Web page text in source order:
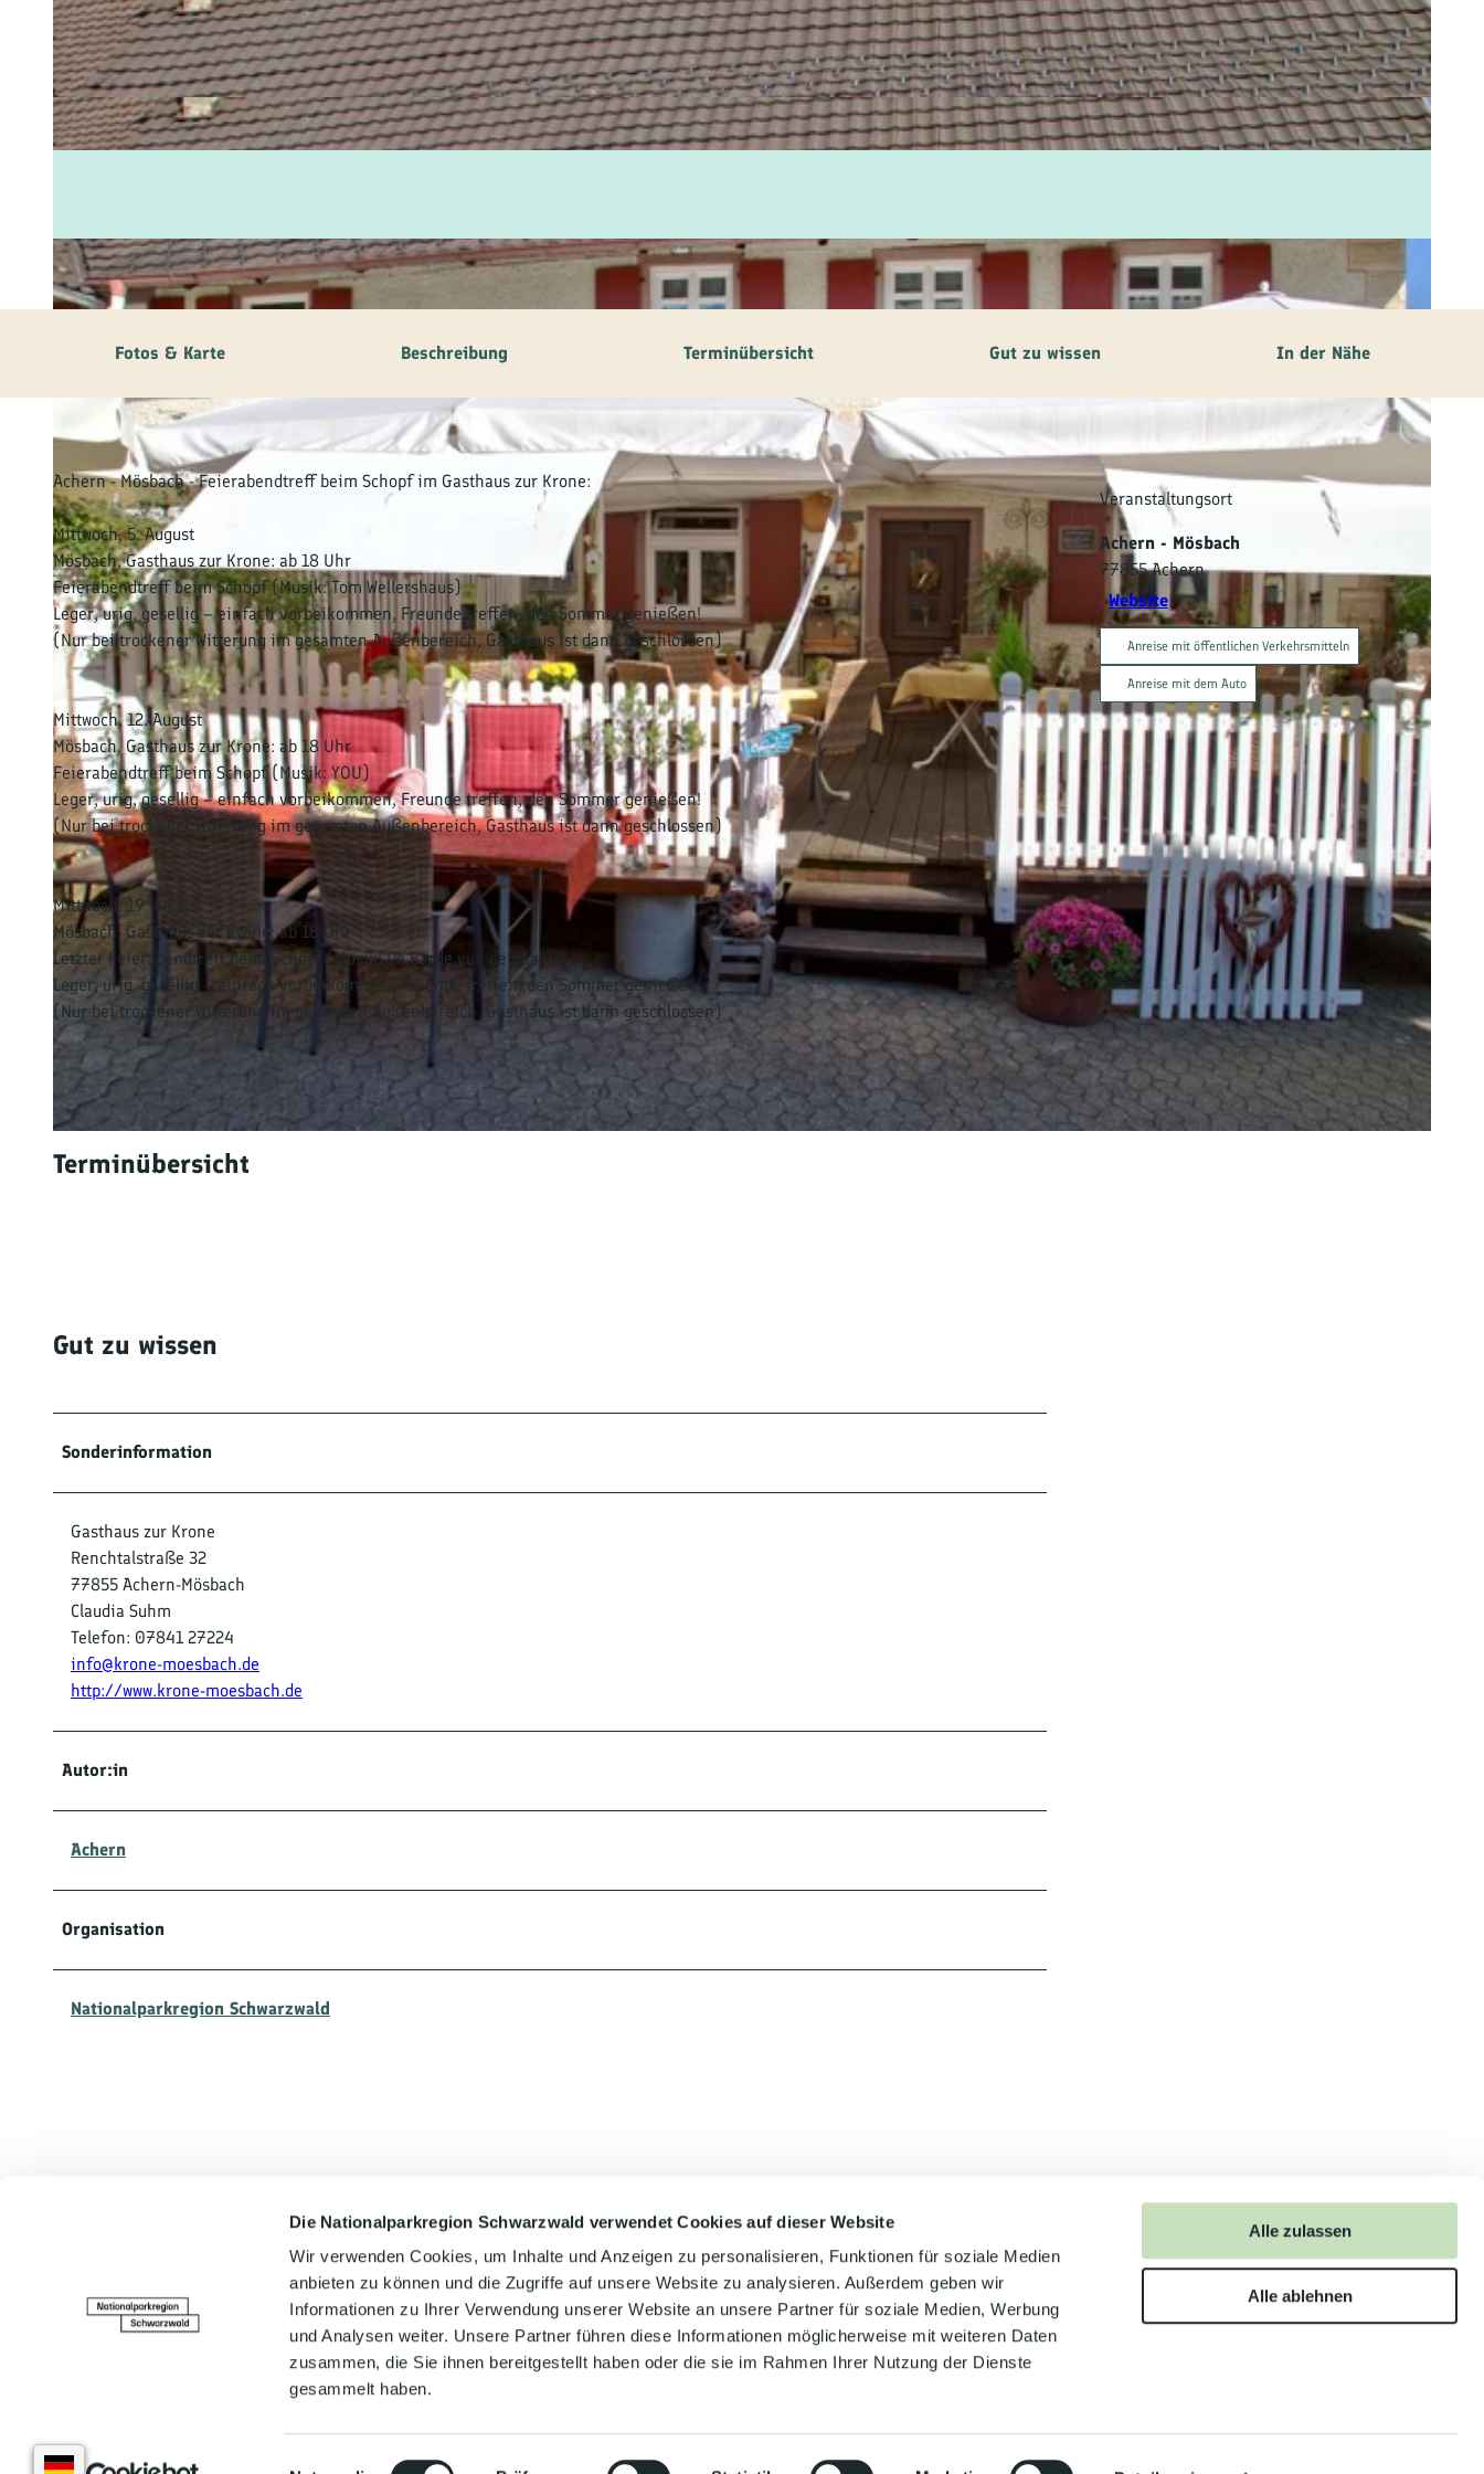
Die Nationalparkregion Schwarzwald verwendet Cookies auf dieser Website
Wir verwenden Cookies, um Inhalte und Anzeigen zu personalisieren, Funktionen für soziale Medien
anbieten zu können und die Zugriffe auf unsere Website zu analysieren. Außerdem geben wir
Informationen zu Ihrer Verwendung unserer Website an unsere Partner für soziale Medien, Werbung
und Analysen weiter. Unsere Partner führen diese Informationen möglicherweise mit weiteren Daten
zusammen, die Sie ihnen bereitgestellt haben oder die sie im Rahmen Ihrer Nutzung der Dienste
gesammelt haben.
Alle zulassen
Alle ablehnen
Familie
Aktivitäten
&
Erlebnisse
Brauchtum
Genuss &
Service &
Information
© Gasthaus zur Krone Mösbach
Fotos & Karte Beschreibung Terminübersicht Gut zu wissen In der Nähe
Achern - Mösbach - Feierabendtreff beim Schopf im Gasthaus zur Krone:
Mittwoch, 5. August
Mösbach, Gasthaus zur Krone: ab 18 Uhr
Feierabendtreff beim Schopf (Musik: Tom Wellershaus)
Leger, urig, gesellig – einfach vorbeikommen, Freunde treffen, den Sommer genießen!
(Nur bei trockener Witterung im gesamten Außenbereich, Gasthaus ist dann geschlossen)
Mittwoch, 12. August
Mösbach, Gasthaus zur Krone: ab 18 Uhr
Feierabendtreff beim Schopf (Musik: YOU)
Leger, urig, gesellig – einfach vorbeikommen, Freunde treffen, den Sommer genießen!
(Nur bei trockener Witterung im gesamten Außenbereich, Gasthaus ist dann geschlossen)
Mittwoch, 19. August
Mösbach, Gasthaus zur Krone: ab 18 Uhr
Letzter Feierabendtreff beim Schopf (Musik: De Barde vun de Baar)
Leger, urig, gesellig – einfach vorbeikommen, Freunde treffen, den Sommer genießen!
(Nur bei trockener Witterung im gesamten Außenbereich, Gasthaus ist dann geschlossen)
Terminübersicht
Gut zu wissen
Sonderinformation
Gasthaus zur Krone
Renchtalstraße 32
77855 Achern-Mösbach
Claudia Suhm
Telefon: 07841 27224
info@krone-moesbach.de
http://www.krone-moesbach.de
Autor:in
Achern
Organisation
Nationalparkregion Schwarzwald
Veranstaltungsort
Achern - Mösbach
77855Achern
Website
Anreise mit öffentlichen Verkehrsmitteln
Anreise mit dem Auto